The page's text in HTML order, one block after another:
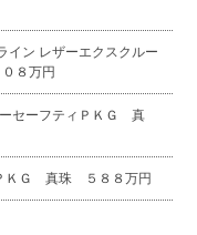
イン レザーエクスクルー
８万円
ーセーフティＰＫＧ 真
ＫＧ 真珠 ５８８万円